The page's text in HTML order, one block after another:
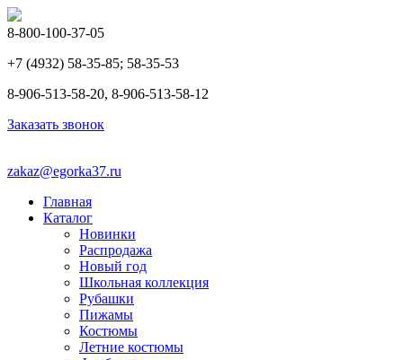
8-800-100-37-05
+7 (4932) 58-35-85; 58-35-53
8-906-513-58-20, 8-906-513-58-12
Заказать звонок
zakaz@egorka37.ru
Главная
Каталог
Новинки
Распродажа
Новый год
Школьная коллекция
Рубашки
Пижамы
Костюмы
Летние костюмы